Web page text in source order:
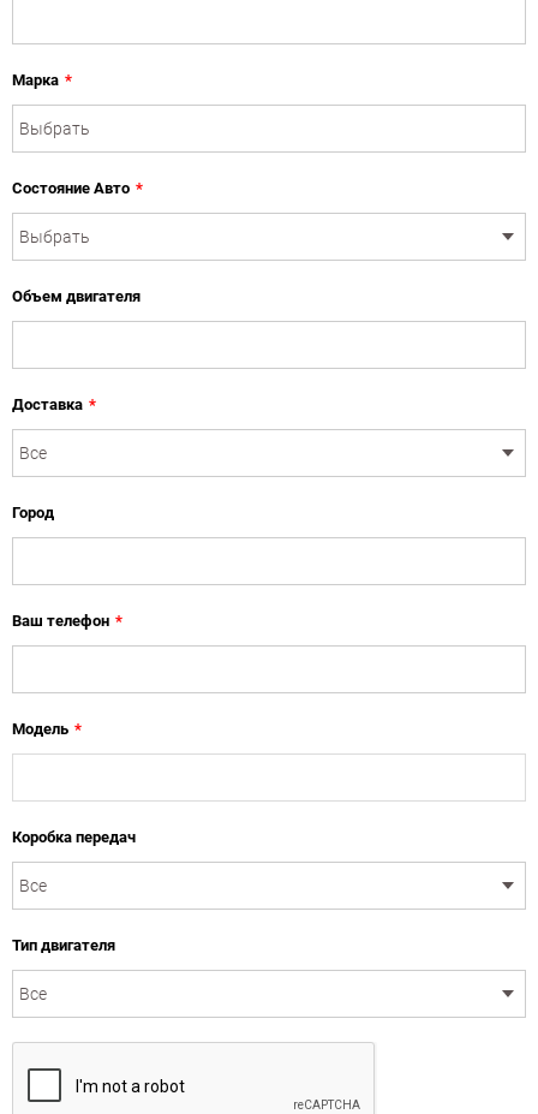
Марка *
Состояние Авто *
Объем двигателя
Доставка *
Город
Ваш телефон *
Модель *
Коробка передач
Тип двигателя